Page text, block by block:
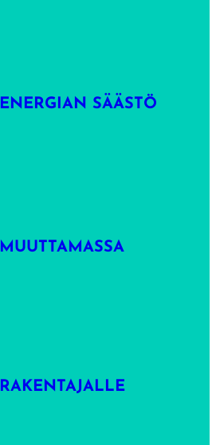
ENERGIAN SÄÄSTÖ
MUUTTAMASSA
RAKENTAJALLE